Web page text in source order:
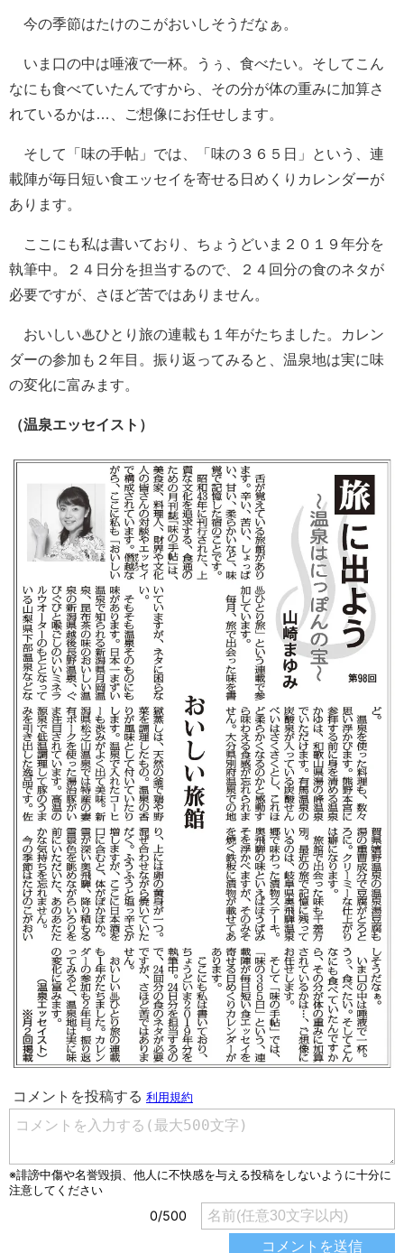
今の季節はたけのこがおいしそうだなぁ。
いま口の中は唾液で一杯。うぅ、食べたい。そしてこん
なにも食べていたんですから、その分が体の重みに加算さ
れているかは…、ご想像にお任せします。
そして「味の手帖」では、「味の３６５日」という、連
載陣が毎日短い食エッセイを寄せる日めくりカレンダーが
あります。
ここにも私は書いており、ちょうどいま２０１９年分を
執筆中。２４日分を担当するので、２４回分の食のネタが
必要ですが、さほど苦ではありません。
おいしい♨ひとり旅の連載も１年がたちました。カレン
ダーの参加も２年目。振り返ってみると、温泉地は実に味
の変化に富みます。
（温泉エッセイスト）